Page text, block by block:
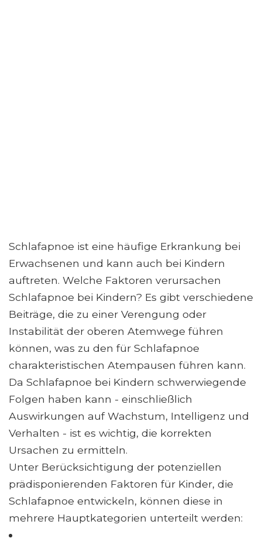
Schlafapnoe ist eine häufige Erkrankung bei
Erwachsenen und kann auch bei Kindern
auftreten. Welche Faktoren verursachen
Schlafapnoe bei Kindern? Es gibt verschiedene
Beiträge, die zu einer Verengung oder
Instabilität der oberen Atemwege führen
können, was zu den für Schlafapnoe
charakteristischen Atempausen führen kann.
Da Schlafapnoe bei Kindern schwerwiegende
Folgen haben kann - einschließlich
Auswirkungen auf Wachstum, Intelligenz und
Verhalten - ist es wichtig, die korrekten
Ursachen zu ermitteln.
Unter Berücksichtigung der potenziellen
prädisponierenden Faktoren für Kinder, die
Schlafapnoe entwickeln, können diese in
mehrere Hauptkategorien unterteilt werden: